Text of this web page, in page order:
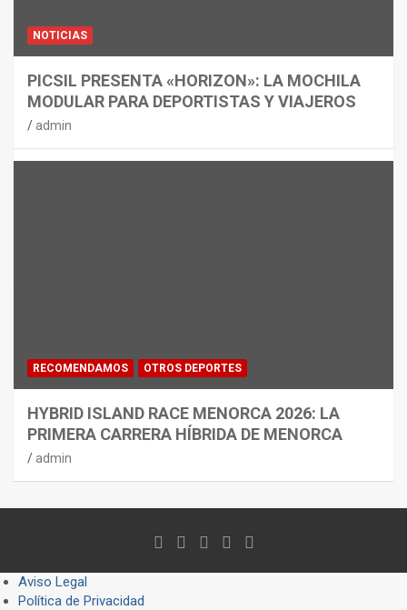
NOTICIAS
PICSIL PRESENTA «HORIZON»: LA MOCHILA
MODULAR PARA DEPORTISTAS Y VIAJEROS
admin
RECOMENDAMOS OTROS DEPORTES
HYBRID ISLAND RACE MENORCA 2026: LA
PRIMERA CARRERA HÍBRIDA DE MENORCA
admin
Aviso Legal
Política de Privacidad